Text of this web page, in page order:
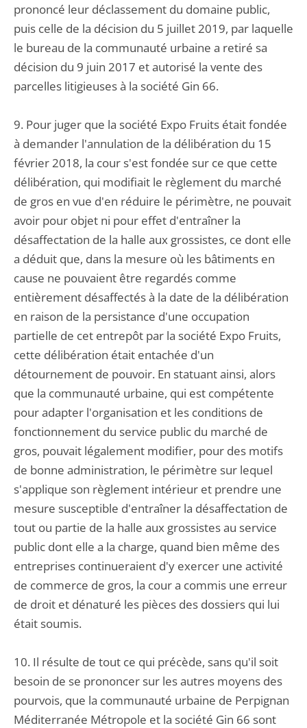
prononcé leur déclassement du domaine public,
puis celle de la décision du 5 juillet 2019, par laquelle
le bureau de la communauté urbaine a retiré sa
décision du 9 juin 2017 et autorisé la vente des
parcelles litigieuses à la société Gin 66.
9. Pour juger que la société Expo Fruits était fondée
à demander l'annulation de la délibération du 15
février 2018, la cour s'est fondée sur ce que cette
délibération, qui modifiait le règlement du marché
de gros en vue d'en réduire le périmètre, ne pouvait
avoir pour objet ni pour effet d'entraîner la
désaffectation de la halle aux grossistes, ce dont elle
a déduit que, dans la mesure où les bâtiments en
cause ne pouvaient être regardés comme
entièrement désaffectés à la date de la délibération
en raison de la persistance d'une occupation
partielle de cet entrepôt par la société Expo Fruits,
cette délibération était entachée d'un
détournement de pouvoir. En statuant ainsi, alors
que la communauté urbaine, qui est compétente
pour adapter l'organisation et les conditions de
fonctionnement du service public du marché de
gros, pouvait légalement modifier, pour des motifs
de bonne administration, le périmètre sur lequel
s'applique son règlement intérieur et prendre une
mesure susceptible d'entraîner la désaffectation de
tout ou partie de la halle aux grossistes au service
public dont elle a la charge, quand bien même des
entreprises continueraient d'y exercer une activité
de commerce de gros, la cour a commis une erreur
de droit et dénaturé les pièces des dossiers qui lui
était soumis.
10. Il résulte de tout ce qui précède, sans qu'il soit
besoin de se prononcer sur les autres moyens des
pourvois, que la communauté urbaine de Perpignan
Méditerranée Métropole et la société Gin 66 sont